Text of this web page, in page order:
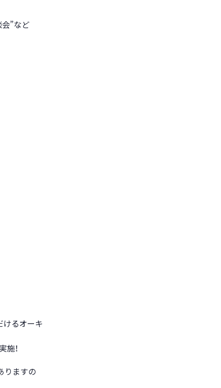
会”など
けるオーキ
！
りますの